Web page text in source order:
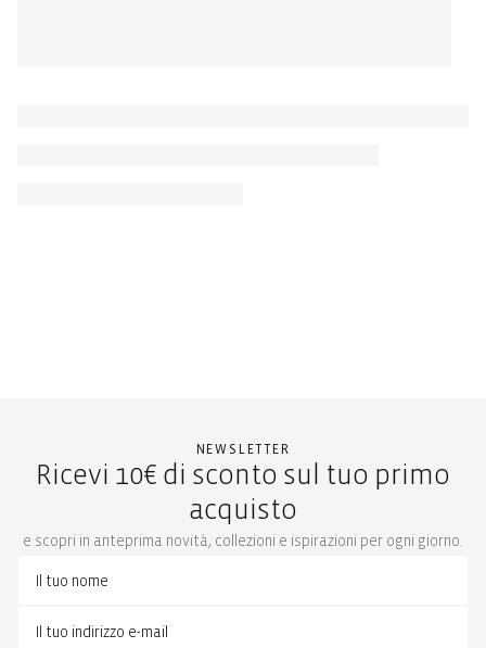
NEWSLETTER
Ricevi 10€ di sconto sul tuo primo
acquisto
e scopri in anteprima novità, collezioni e ispirazioni per ogni giorno.